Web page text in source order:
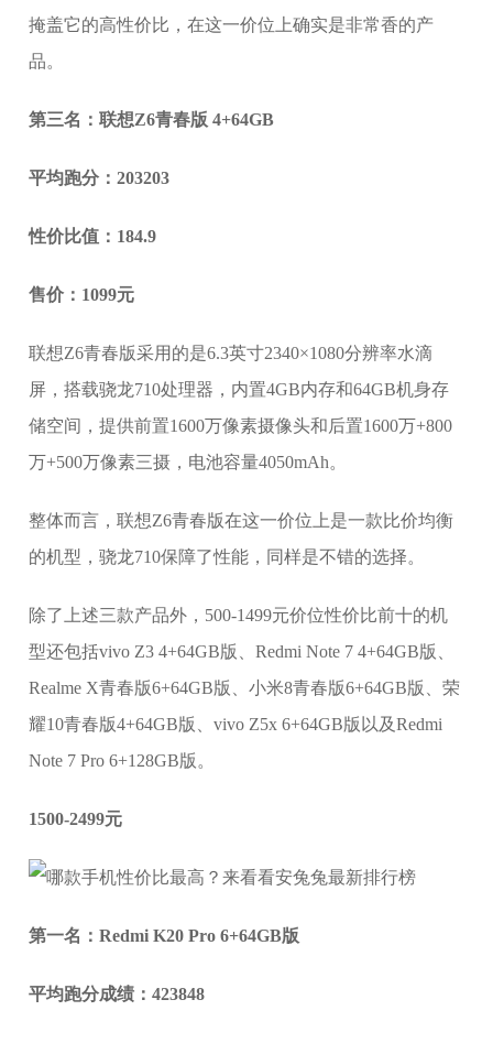
掩盖它的高性价比，在这一价位上确实是非常香的产
品。
第三名：联想Z6青春版 4+64GB
平均跑分：203203
性价比值：184.9
售价：1099元
联想Z6青春版采用的是6.3英寸2340×1080分辨率水滴
屏，搭载骁龙710处理器，内置4GB内存和64GB机身存
储空间，提供前置1600万像素摄像头和后置1600万+800
万+500万像素三摄，电池容量4050mAh。
整体而言，联想Z6青春版在这一价位上是一款比价均衡
的机型，骁龙710保障了性能，同样是不错的选择。
除了上述三款产品外，500-1499元价位性价比前十的机
型还包括vivo Z3 4+64GB版、Redmi Note 7 4+64GB版、
Realme X青春版6+64GB版、小米8青春版6+64GB版、荣
耀10青春版4+64GB版、vivo Z5x 6+64GB版以及Redmi
Note 7 Pro 6+128GB版。
1500-2499元
第一名：Redmi K20 Pro 6+64GB版
平均跑分成绩：423848